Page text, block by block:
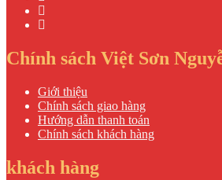
Chính sách Việt Sơn
Giới thiệu
Chính sách giao hàng
Hướng dẫn thanh toán
Chính sách khách hàng
khách hàng